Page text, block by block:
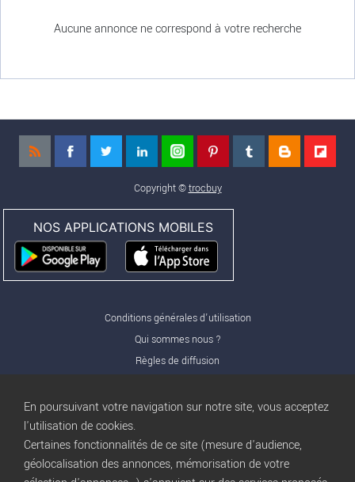
Aucune annonce ne correspond à votre recherche
Copyright ©trocbuy
NOS APPLICATIONS MOBILES
Conditions générales d'utilisation
Qui sommes nous ?
Règles de diffusion
Nos offres Pro
Publicité
Conditions d’Utilisation
En poursuivant votre navigation sur notre site, vous acceptez
l'utilisation de cookies.
Certaines fonctionnalités de ce site (mesure d'audience,
géolocalisation des annonces, mémorisation de votre